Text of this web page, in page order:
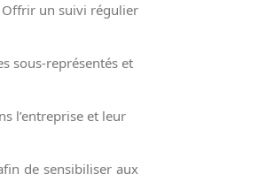
Offrir un suivi régulier
sous-représentés et
l’entreprise et leur
de sensibiliser aux